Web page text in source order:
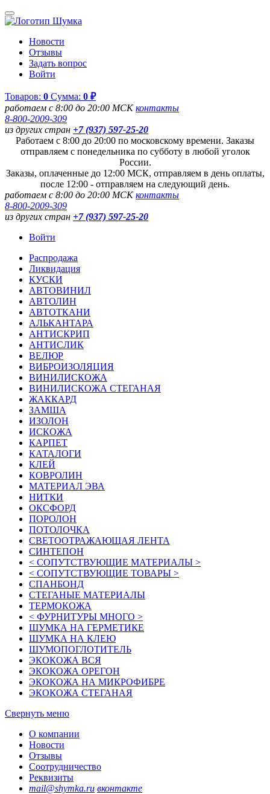
Новости
Отзывы
Задать вопрос
Войти
Товаров: 0 Сумма: 0 ₽
работаем с 8:00 до 20:00 МСКконтакты
8-800-2009-309
из других стран +7 (937) 597-25-20
Работаем с 8:00 до 20:00 по московскому времени. Заказы
отправляем с понедельника по субботу в любой уголок
России.
Заказы, оплаченные до 12:00 МСК, отправляем в день оплаты,
после 12:00 - отправляем на следующий день.
работаем с 8:00 до 20:00 МСКконтакты
8-800-2009-309
из других стран +7 (937) 597-25-20
Войти
Распродажа
Ликвидация
КУСКИ
АВТОВИНИЛ
АВТОЛИН
АВТОТКАНИ
АЛЬКАНТАРА
АНТИСКРИП
АНТИСЛИК
ВЕЛЮР
ВИБРОИЗОЛЯЦИЯ
ВИНИЛИСКОЖА
ВИНИЛИСКОЖА СТЕГАНАЯ
ЖАККАРД
ЗАМША
ИЗОЛОН
ИСКОЖА
КАРПЕТ
КАТАЛОГИ
КЛЕЙ
КОВРОЛИН
МАТЕРИАЛ ЭВА
НИТКИ
ОКСФОРД
ПОРОЛОН
ПОТОЛОЧКА
СВЕТООТРАЖАЮЩАЯ ЛЕНТА
СИНТЕПОН
< СОПУТСТВУЮЩИЕ МАТЕРИАЛЫ >
< СОПУТСТВУЮЩИЕ ТОВАРЫ >
СПАНБОНД
СТЕГАНЫЕ МАТЕРИАЛЫ
ТЕРМОКОЖА
< ФУРНИТУРЫ МНОГО >
ШУМКА НА ГЕРМЕТИКЕ
ШУМКА НА КЛЕЮ
ШУМОПОГЛОТИТЕЛЬ
ЭКОКОЖА ВСЯ
ЭКОКОЖА ОРЕГОН
ЭКОКОЖА НА МИКРОФИБРЕ
ЭКОКОЖА СТЕГАНАЯ
Свернуть меню
О компании
Новости
Отзывы
Соотрудничество
Реквизиты
mail@shymka.ru вконтакте